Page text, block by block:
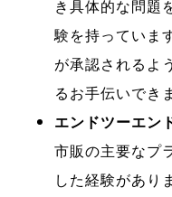
き具体的な問題
験を持っていま
が承認されるよ
るお手伝いでき
エンドツーエン
市販の主要なプ
した経験があり